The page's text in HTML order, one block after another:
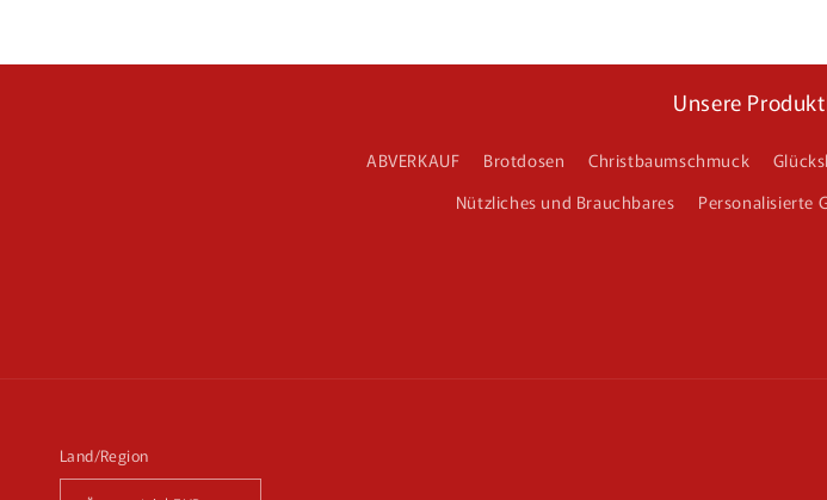
Unsere
ABVERKAUF Brotdosen Christbaumschmuck
Nützliches und Brauchbares
Personalisierte
Land/Region